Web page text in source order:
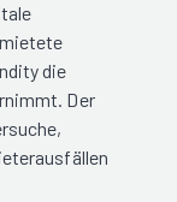
die
Der